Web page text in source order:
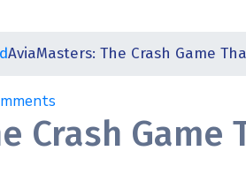
AviaMasters: The Crash Game
Crash Game